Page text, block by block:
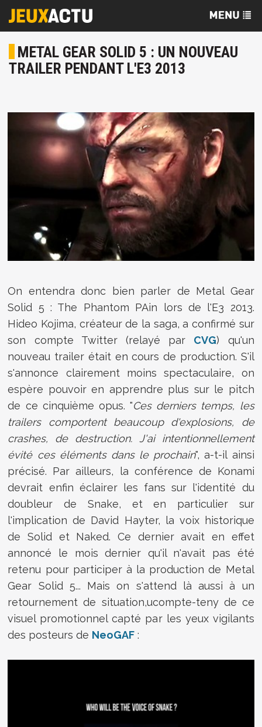
METAL GEAR SOLID 5 : UN NOUVEAU
TRAILER PENDANT L'E3 2013
On entendra donc bien parler de Metal Gear
Solid 5 : The Phantom PAin lors de l'E3 2013.
Hideo Kojima, créateur de la saga, a confirmé sur
son compte Twitter (relayé par CVG) qu'un
nouveau trailer était en cours de production. S'il
s'annonce clairement moins spectaculaire, on
espère pouvoir en apprendre plus sur le pitch
de ce cinquième opus. "Ces derniers temps, les
trailers comportent beaucoup d'explosions, de
crashes, de destruction. J'ai intentionnellement
évité ces éléments dans le prochain", a-t-il ainsi
précisé. Par ailleurs, la conférence de Konami
devrait enfin éclairer les fans sur l'identité du
doubleur de Snake, et en particulier sur
l'implication de David Hayter, la voix historique
de Solid et Naked. Ce dernier avait en effet
annoncé le mois dernier qu'il n'avait pas été
retenu pour participer à la production de Metal
Gear Solid 5... Mais on s'attend là aussi à un
retournement de situation,ucompte-teny de ce
visuel promotionnel capté par les yeux vigilants
des posteurs de NeoGAF :